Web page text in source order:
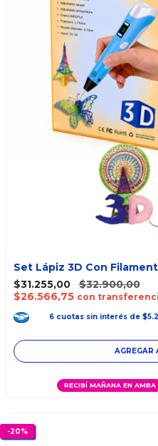
Set Lápiz 3D Con
$31.255,00
$32.900,00
$26.566,75 con
6 cuotas sin interés de
RECIBÍ MAÑANA EN AMBA
-20%